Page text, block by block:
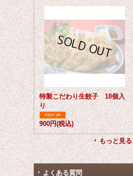
特製こだわり生餃子 18個入
り
900円(税込)
もっと見る
よくある質問